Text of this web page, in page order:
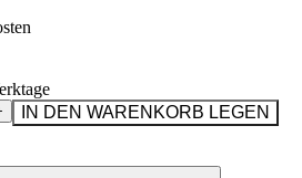
IN DEN WARENKORB LEGEN